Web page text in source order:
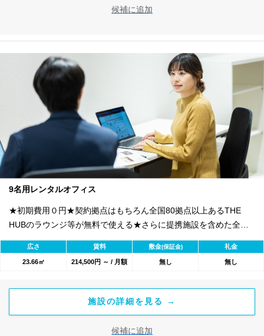
候補に追加
9名用レンタルオフィス
★初期費用０円★契約拠点はもちろん全国80拠点以上あるTHE
HUBのラウンジ等が無料で使える★さらに提携施設を含めた全
1800のワークスペースが利用可能★
広さ 賃料 敷金(保証金) 礼金
23.66㎡ 214,500円 ～ / 月額 無し 無し
施設の詳細を見る →
候補に追加